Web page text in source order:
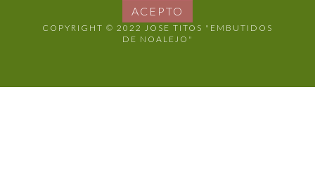
ACEPTO
COPYRIGHT © 2022 JOSE TITOS "EMBUTIDOS
DE NOALEJO"